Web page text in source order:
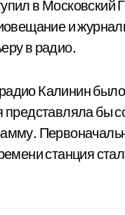
в Московский
и
в радио.
Калинин
представляла бы
станция